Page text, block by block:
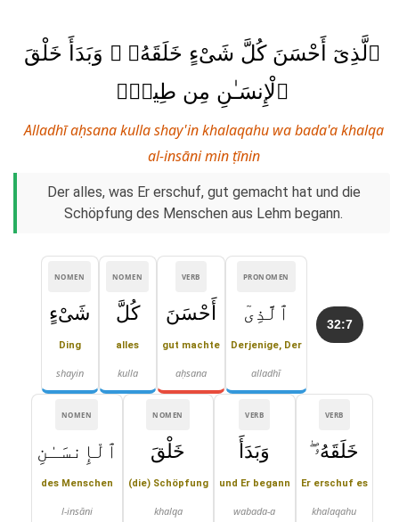
ٱلَّذِىٓ أَحْسَنَ كُلَّ شَىْءٍ خَلَقَهُۥ ۖ وَبَدَأَ خَلْقَ
ٱلْإِنسَـٰنِ مِن طِينٍۢ
Alladhī aḥsana kulla shay'in khalaqahu wa bada'a khalqa
al-insāni min ṭīnin
Der alles, was Er erschuf, gut gemacht hat und die
Schöpfung des Menschen aus Lehm begann.
32:7
PRONOMEN
ٱلَّذِىٓ
Derjenige, Der
alladhī
VERB
أَحْسَنَ
gut machte
aḥsana
NOMEN
كُلَّ
alles
kulla
NOMEN
شَىْءٍ
Ding
shayin
VERB
خَلَقَهُۥ ۖ
Er erschuf es
khalaqahu
VERB
وَبَدَأَ
und Er begann
wabada-a
NOMEN
خَلْقَ
(die) Schöpfung
khalqa
NOMEN
ٱلْإِنسَـٰنِ
des Menschen
l-insāni